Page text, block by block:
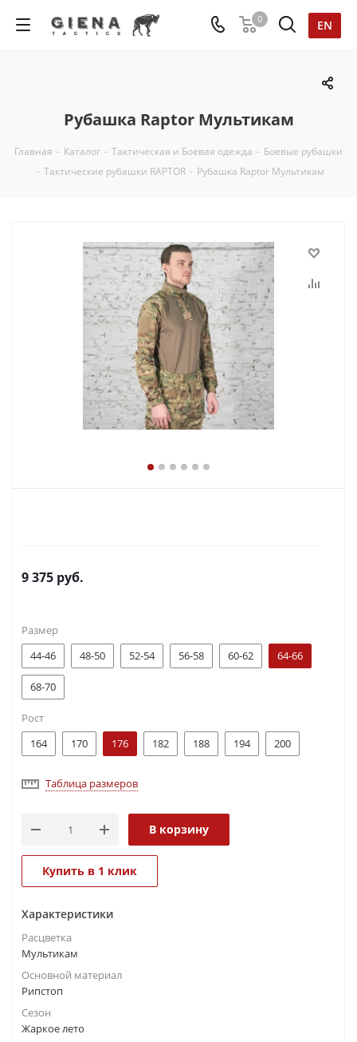
EN
0
Рубашка Raptor Мультикам
Главная - Каталог - Тактическая и Боевая одежда - Боевые рубашки
- Тактические рубашки RAPTOR - Рубашка Raptor Мультикам
9 375 руб.
Размер
44-46
48-50 52-54 56-58 60-62 64-66
68-70
Рост
164
170 176 182 188 194 200
Таблица размеров
В корзину
Купить в 1 клик
Характеристики
Расцветка
Мультикам
Основной материал
Рипстоп
Сезон
Жаркое лето